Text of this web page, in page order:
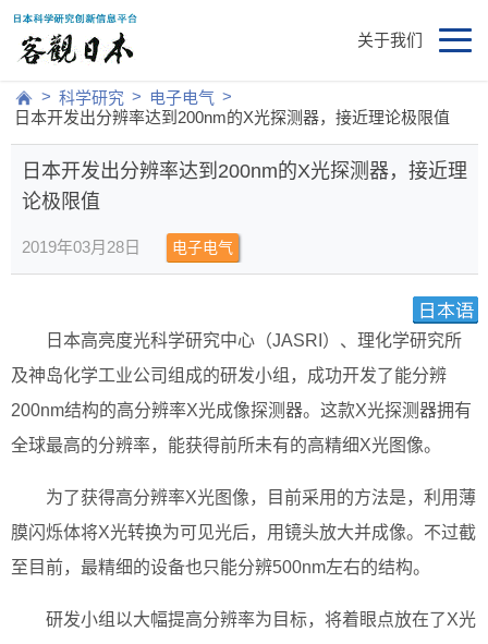
关于我们
> 科学研究 > 电子电气 >
日本开发出分辨率达到200nm的X光探测器，接近理论极限值
日本开发出分辨率达到200nm的X光探测器，接近理
论极限值
2019年03月28日 电子电气
日本高亮度光科学研究中心（JASRI）、理化学研究所
及神岛化学工业公司组成的研发小组，成功开发了能分辨
200nm结构的高分辨率X光成像探测器。这款X光探测器拥有
全球最高的分辨率，能获得前所未有的高精细X光图像。
为了获得高分辨率X光图像，目前采用的方法是，利用薄
膜闪烁体将X光转换为可见光后，用镜头放大并成像。不过截
至目前，最精细的设备也只能分辨500nm左右的结构。
研发小组以大幅提高分辨率为目标，将着眼点放在了X光